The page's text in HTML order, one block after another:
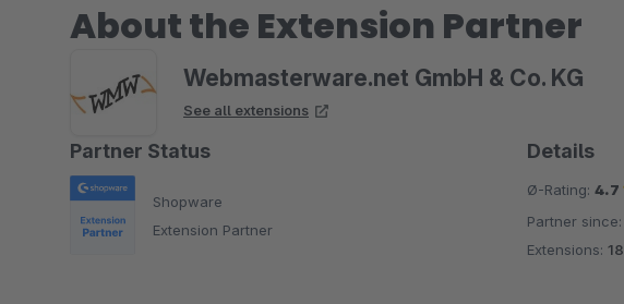
About the Extension Partner
Webmasterware.net GmbH & Co. KG
See all extensions
Partner Status
Shopware
Extension Partner
Details
Ø-Rating: 4.7
Partner since:
Extensions: 18